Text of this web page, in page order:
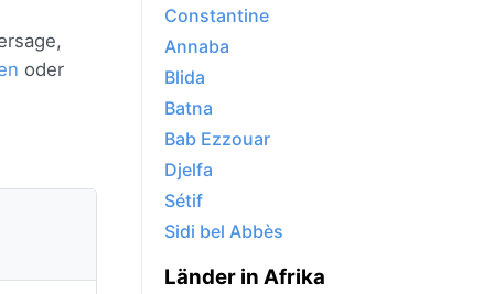
oder
Constantine
Annaba
Blida
Batna
Bab Ezzouar
Djelfa
Sétif
Sidi bel Abbès
Länder in Afrika